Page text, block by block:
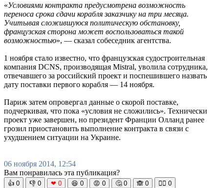
«Условиями контракта предусмотрена возможность
переноса срока сдачи корабля заказчику на три месяца.
Учитывая сложившуюся политическую обстановку,
французская сторона может воспользоваться такой
возможностью», — сказал собеседник агентства.
1 ноября стало известно, что французская судостроительная
компания DCNS, производящая Mistral, уволила сотрудника,
отвечавшего за российский проект и поспешившего назвать
дату поставки первого корабля — 14 ноября.
Париж затем опровергал данные о скорой поставке,
подчеркивая, что пока «условия не сложились». Технически
проект уже завершен, но президент Франции Олланд ранее
грозил приостановить выполнение контракта в связи с
ухудшением ситуации на Украине.
06 ноября 2014, 12:54
Вам понравилась эта публикация?
👍 0 👎 0 ❤ 0 😆 0 😡 0 🤔 0 🙈 0 🧘‍♀️ 0